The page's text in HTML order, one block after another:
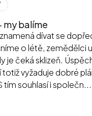
my balíme
dívat se
o létě, zemědělci
je čeká sklizeň.
vyžaduje dobré
tím souhlasí i společn...